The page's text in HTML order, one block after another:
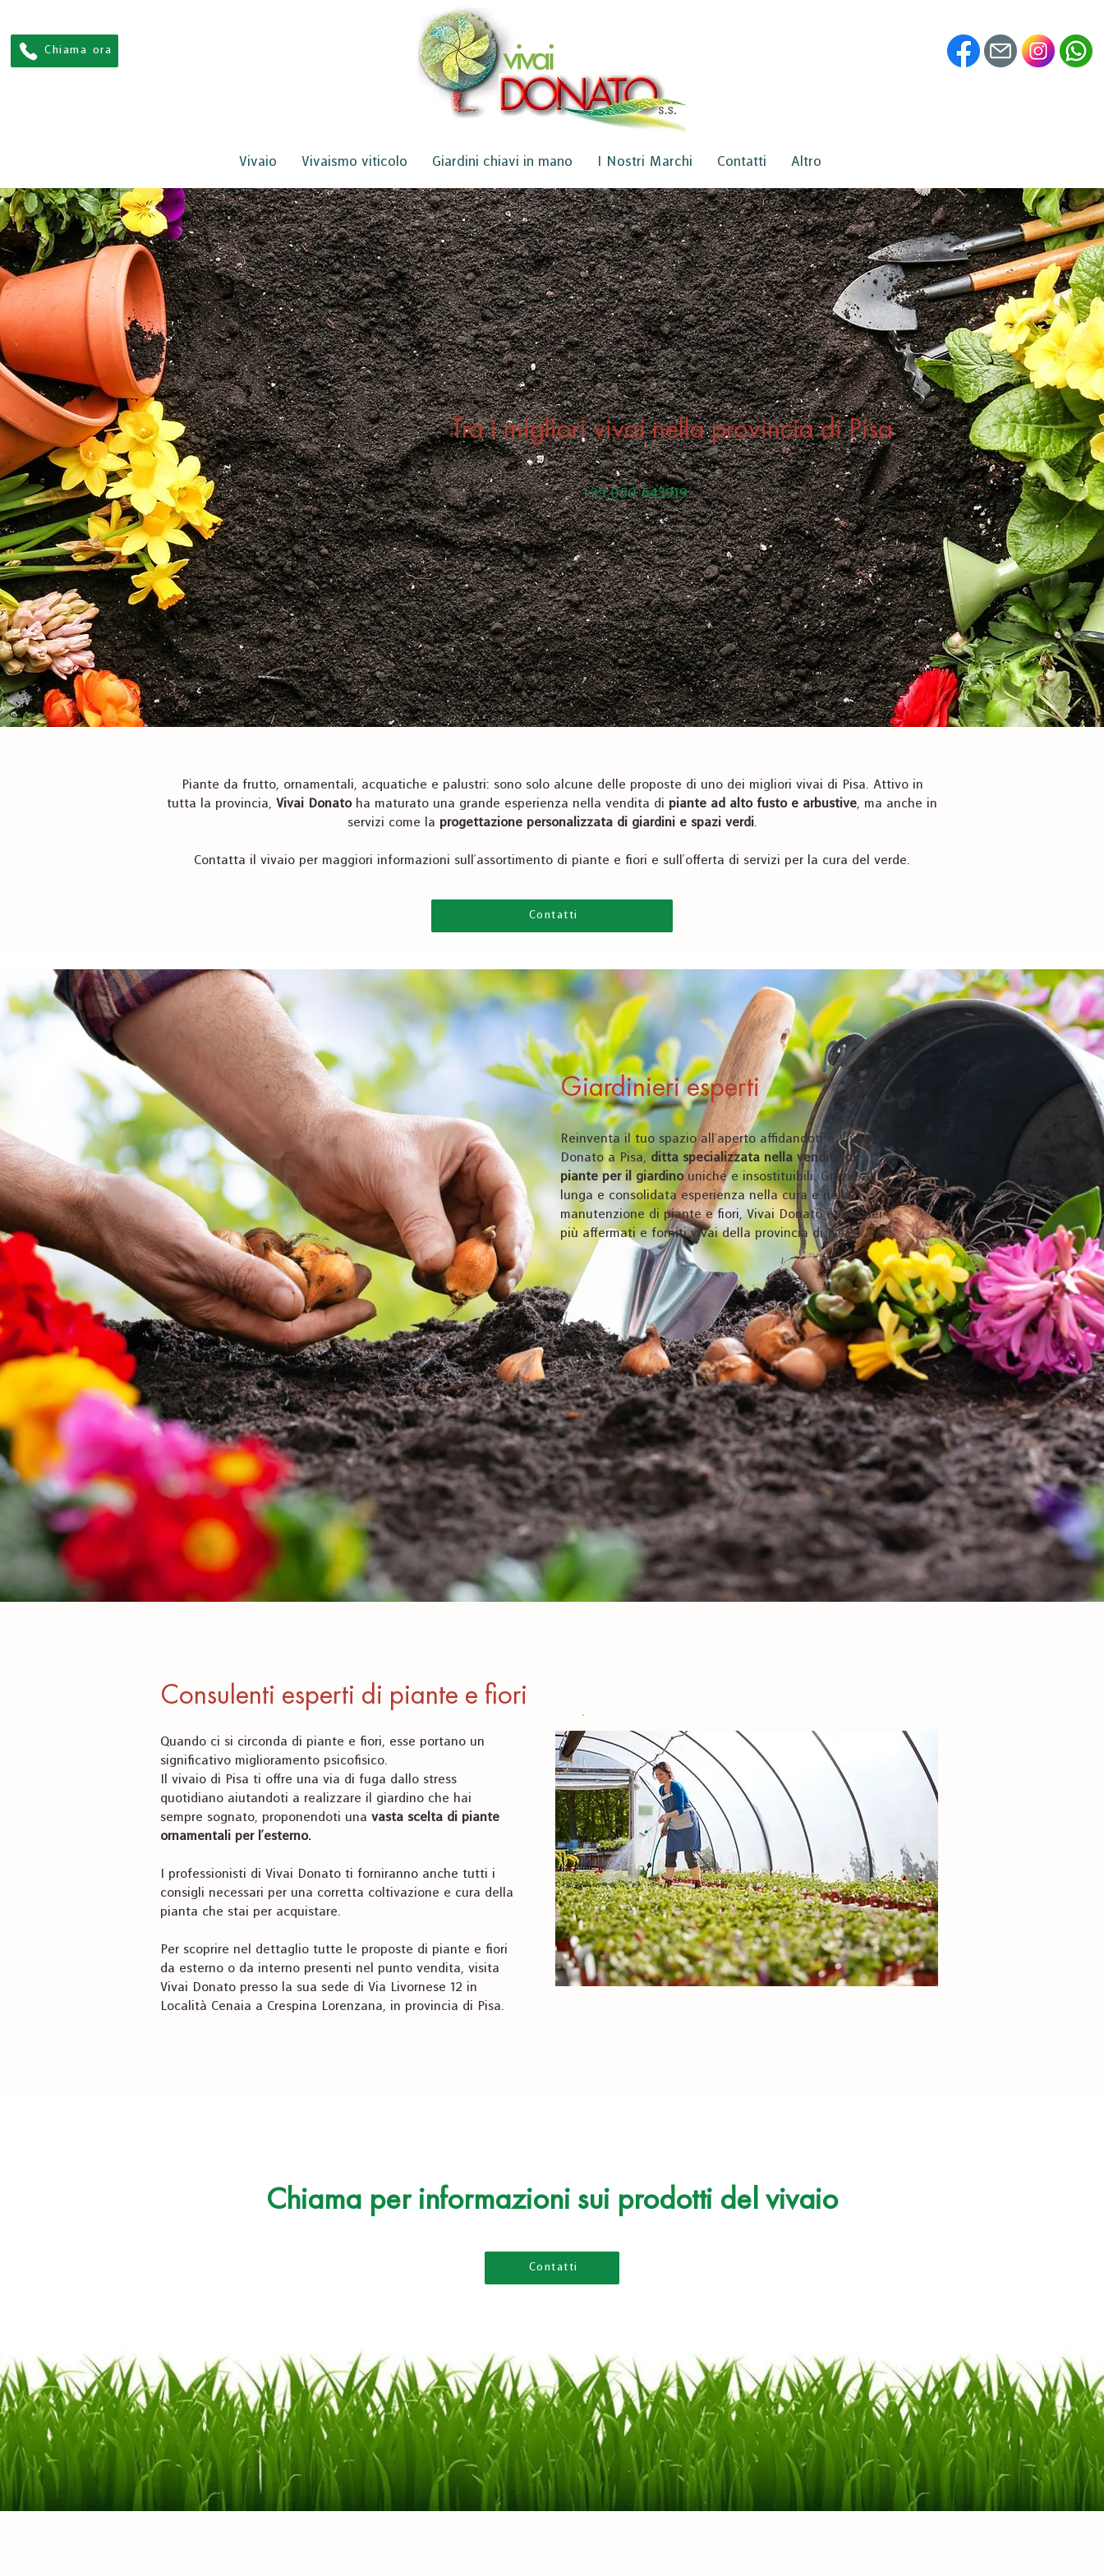
Chiama ora
Vivaio Vivaismo viticolo Giardini chiavi in mano I Nostri Marchi Contatti Altro
Tra i migliori vivai nella provincia di Pisa
Chiama il+39 050 643919per informazioni sui prodotti
Piante da frutto, ornamentali, acquatiche e palustri: sono solo alcune delle proposte di uno dei migliori vivai di Pisa. Attivo in
tutta la provincia, Vivai Donatoha maturato una grande esperienza nella vendita di piante ad alto fusto e arbustive, ma anche in
servizi come la progettazione personalizzata di giardini e spazi verdi.
Contatta il vivaio per maggiori informazioni sull'assortimento di piante e fiori e sull'offerta di servizi per la cura del verde.
Contatti
Giardinieri esperti
Reinventa il tuo spazio all’aperto affidandoti a Vivai
Donato a Pisa, ditta specializzata nella vendita di
piante per il giardinouniche e insostituibili. Grazie alla
lunga e consolidata esperienza nella cura e nella
manutenzione di piante e fiori, Vivai Donato è uno dei
più affermati e forniti vivai della provincia di Pisa.
Consulenti esperti di piante e fiori
Quando ci si circonda di piante e fiori, esse portano un
significativo miglioramento psicofisico.
Il vivaio di Pisa ti offre una via di fuga dallo stress
quotidiano aiutandoti a realizzare il giardino che hai
sempre sognato, proponendoti una vasta scelta di piante
ornamentali per l'esterno.
I professionisti di Vivai Donato ti forniranno anche tutti i
consigli necessari per una corretta coltivazione e cura della
pianta che stai per acquistare.
Per scoprire nel dettaglio tutte le proposte di piante e fiori
da esterno o da interno presenti nel punto vendita, visita
Vivai Donato presso la sua sede di Via Livornese 12 in
Località Cenaia a Crespina Lorenzana, in provincia di Pisa.
Chiama per informazioni sui prodotti del vivaio
Contatti